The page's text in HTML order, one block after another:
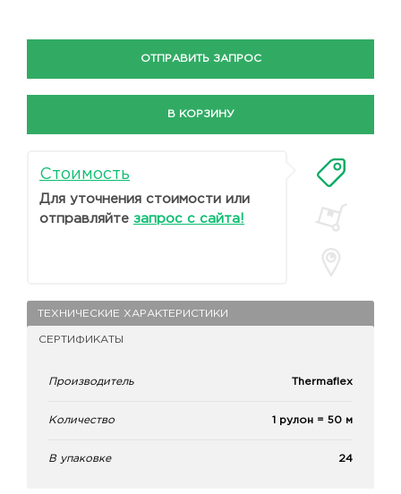
ОТПРАВИТЬ ЗАПРОС
В КОРЗИНУ
Стоимость
Для уточнения стоимости или
отправляйте запрос с сайта!
ТЕХНИЧЕСКИЕ ХАРАКТЕРИСТИКИ
СЕРТИФИКАТЫ
Производитель Thermaflex
Количество 1 рулон = 50 м
В упаковке 24